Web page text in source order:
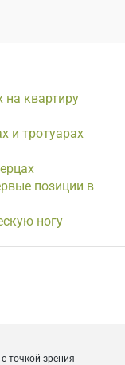
квартиру
и тротуарах
позиции в
ногу
точкой зрения